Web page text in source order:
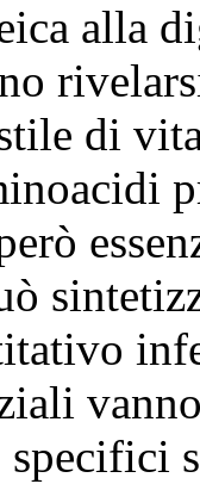
alla
di
specifici